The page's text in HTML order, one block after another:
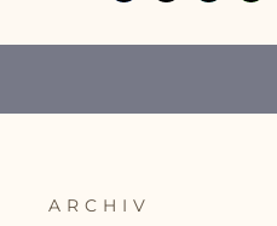
ARCHIV